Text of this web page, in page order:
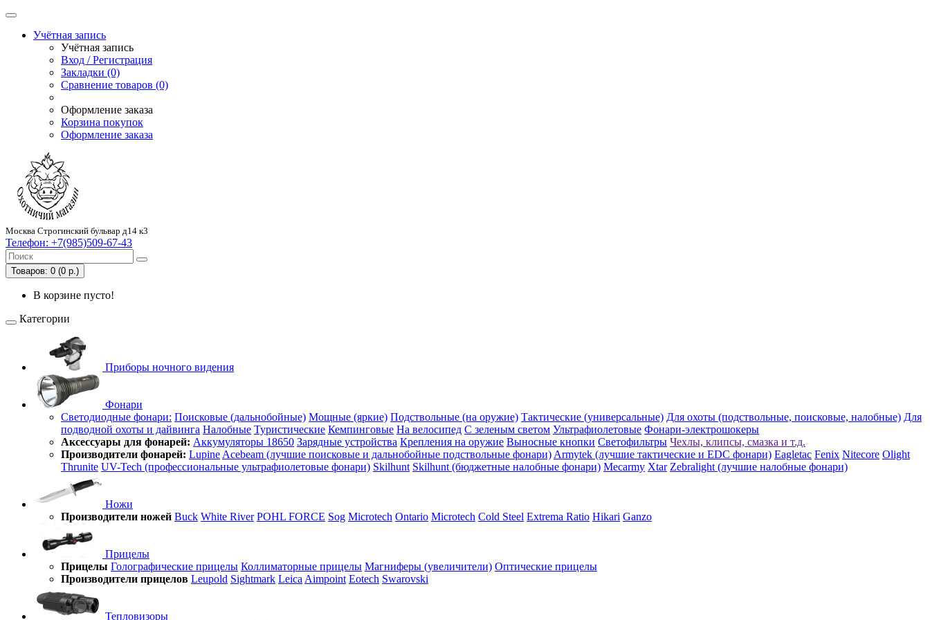
Учётная запись
Учётная запись
Вход / Регистрация
Закладки (0)
Сравнение товаров (0)
Оформление заказа
Корзина покупок
Оформление заказа
Москва Строгинский бульвар д14 к3
Телефон: +7(985)509-67-43
Товаров: 0 (0 р.)
В корзине пусто!
Категории
Приборы ночного видения
Фонари
Светодиодные фонари: Поисковые (дальнобойные) Мощные (яркие) Подствольные (на оружие) Тактические (универсальные) Для охоты (подствольные, поисковые, налобные) Для
подводной охоты и дайвинга Налобные Туристические Кемпинговые На велосипед С зеленым светом Ультрафиолетовые Фонари-электрошокеры
Аксессуары для фонарей: Аккумуляторы 18650 Зарядные устройства Крепления на оружие Выносные кнопки Светофильтры Чехлы, клипсы, смазка и т.д.
Производители фонарей: Lupine Acebeam (лучшие поисковые и дальнобойные подствольные фонари) Armytek (лучшие тактические и EDC фонари) Eagletac Fenix Nitecore Olight
Thrunite UV-Tech (профессиональные ультрафиолетовые фонари) Skilhunt Skilhunt (бюджетные налобные фонари) Mecarmy Xtar Zebralight (лучшие налобные фонари)
Ножи
Производители ножей Buck White River POHL FORCE Sog Microtech Ontario Microtech Cold Steel Extrema Ratio Hikari Ganzo
Прицелы
Прицелы Голографические прицелы Коллиматорные прицелы Магниферы (увеличители) Оптические прицелы
Производители прицелов Leupold Sightmark Leica Aimpoint Eotech Swarovski
Тепловизоры